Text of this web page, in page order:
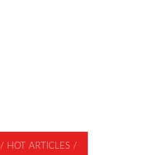
/ HOT ARTICLES /